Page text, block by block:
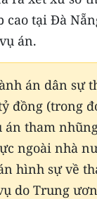
Nội
Hồ Chí Minh
cao tại Đà
án.
án dân sự
đồng (trong
án tham
ngoài nhà
hình sự về
do Trung